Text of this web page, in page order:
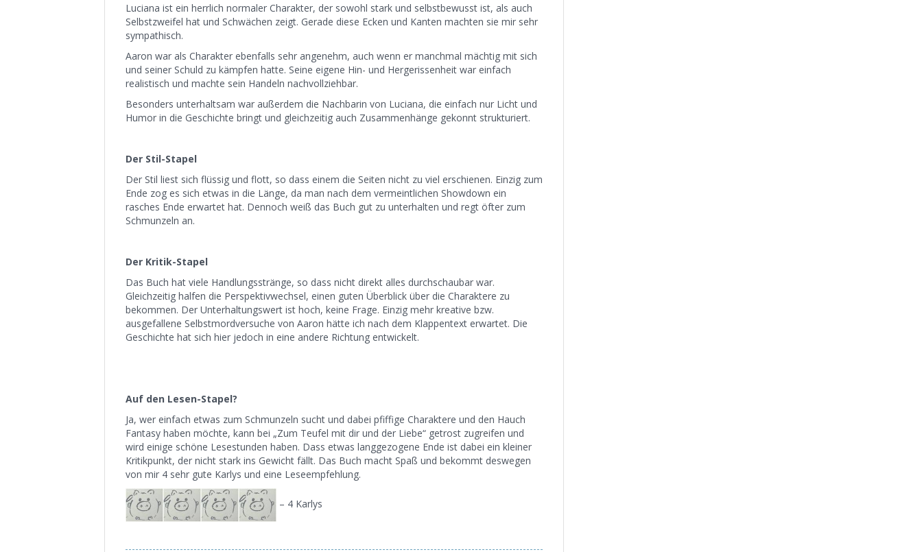
Luciana ist ein herrlich normaler Charakter, der sowohl stark und selbstbewusst ist, als auch
Selbstzweifel hat und Schwächen zeigt. Gerade diese Ecken und Kanten machten sie mir sehr
sympathisch.
Aaron war als Charakter ebenfalls sehr angenehm, auch wenn er manchmal mächtig mit sich
und seiner Schuld zu kämpfen hatte. Seine eigene Hin- und Hergerissenheit war einfach
realistisch und machte sein Handeln nachvollziehbar.
Besonders unterhaltsam war außerdem die Nachbarin von Luciana, die einfach nur Licht und
Humor in die Geschichte bringt und gleichzeitig auch Zusammenhänge gekonnt strukturiert.
Der Stil-Stapel
Der Stil liest sich flüssig und flott, so dass einem die Seiten nicht zu viel erschienen. Einzig zum
Ende zog es sich etwas in die Länge, da man nach dem vermeintlichen Showdown ein
rasches Ende erwartet hat. Dennoch weiß das Buch gut zu unterhalten und regt öfter zum
Schmunzeln an.
Der Kritik-Stapel
Das Buch hat viele Handlungsstränge, so dass nicht direkt alles durchschaubar war.
Gleichzeitig halfen die Perspektivwechsel, einen guten Überblick über die Charaktere zu
bekommen. Der Unterhaltungswert ist hoch, keine Frage. Einzig mehr kreative bzw.
ausgefallene Selbstmordversuche von Aaron hätte ich nach dem Klappentext erwartet. Die
Geschichte hat sich hier jedoch in eine andere Richtung entwickelt.
Auf den Lesen-Stapel?
Ja, wer einfach etwas zum Schmunzeln sucht und dabei pfiffige Charaktere und den Hauch
Fantasy haben möchte, kann bei „Zum Teufel mit dir und der Liebe“ getrost zugreifen und
wird einige schöne Lesestunden haben. Dass etwas langgezogene Ende ist dabei ein kleiner
Kritikpunkt, der nicht stark ins Gewicht fällt. Das Buch macht Spaß und bekommt deswegen
von mir 4 sehr gute Karlys und eine Leseempfehlung.
– 4 Karlys